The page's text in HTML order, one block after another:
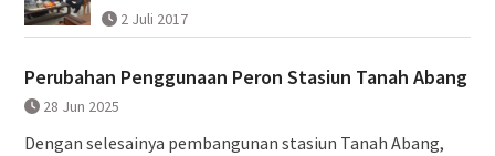
2 Juli 2017
Perubahan Penggunaan Peron Stasiun Tanah Abang
28 Jun 2025
Dengan selesainya pembangunan stasiun Tanah Abang,